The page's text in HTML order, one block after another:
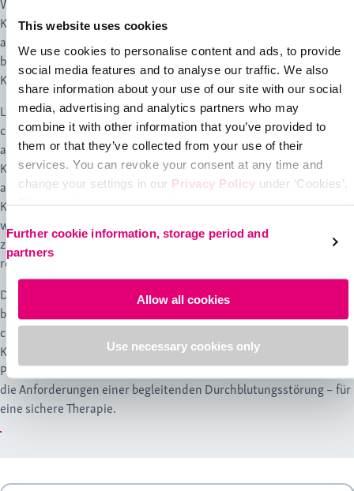
This website uses cookies
We use cookies to personalise content and ads, to provide
social media features and to analyse our traffic. We also
share information about your use of our site with our social
media, advertising and analytics partners who may
combine it with other information that you’ve provided to
them or that they’ve collected from your use of their
services. You can revoke your consent at any time and
change your settings in our Privacy Policy under ‘Cookies’.
Further cookie information, storage period and
partners
Allow all cookies
Use necessary cookies only
Wundbehandlung mit Medikamenten und Salben,
Kompressionstherapie mit medizinischen adaptiven, also
anpassbaren Kompressionssystemen (MAK) zur Entstauung bei
begleitenden Ödemen oder medizinischen
Kompressionsstrümpfen (MKS) sowie Venenoperationen.
Laut der neuen S2k-Leitlinie Diagnostik und Therapie des Ulcus
cruris venosum3liegt bei einem Ulcus cruris venosum häufig eine
arterielle Begleiterkrankung (Durchblutungsstörung) vor. Dies hat
Konsequenzen für die medizinische Kompressionstherapie, vor
allem in Bezug auf die Wahl der Kompressionsmaterialien und den
Kompressionsdruck. Die Autor:innen der Leitlinie empfehlen auf
weniger elastische beziehungsweise unelastische Materialien
zurückzugreifen und gegebenenfalls den Kompressionsdruck zu
reduzieren.
Das medi Therapiekonzept zur Behandlung offener Wunden
basiert auf den deutschen Leitlinien zur Behandlung des Ulcus
cruris venosum
3
Kompressionstherapie“4 : Effektive Produkte sind auf die einzelnen
Phasen der Therapie abgestimmt und berücksichtigen ebenfalls
die Anforderungen einer begleitenden Durchblutungsstörung – für
eine sichere Therapie.